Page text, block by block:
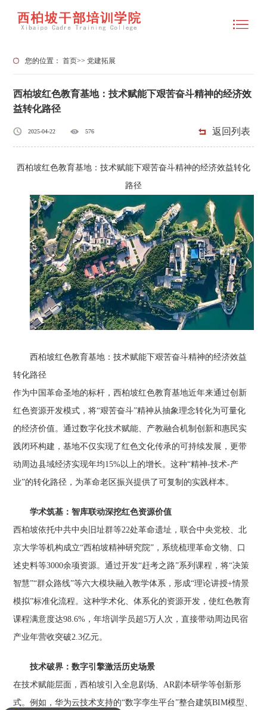
您的位置：首页>> 党建拓展
西柏坡红色教育基地：技术赋能下艰苦奋斗精神的经济效
益转化路径
2025-04-22 576 返回列表
西柏坡红色教育基地：技术赋能下艰苦奋斗精神的经济效益转化
路径
西柏坡红色教育基地：技术赋能下艰苦奋斗精神的经济效益
转化路径
作为中国革命圣地的标杆，西柏坡红色教育基地近年来通过创新
红色资源开发模式，将“艰苦奋斗”精神从抽象理念转化为可量化
的经济价值。通过数字化技术赋能、产教融合机制创新和惠民实
践闭环构建，基地不仅实现了红色文化传承的可持续发展，更带
动周边县域经济实现年均15%以上的增长。这种“精神-技术-产
业”的转化路径，为革命老区振兴提供了可复制的实践样本。
学术筑基：智库联动深挖红色资源价值
西柏坡依托中共中央旧址群等22处革命遗址，联合中央党校、北
京大学等机构成立“西柏坡精神研究院”，系统梳理革命文物、口
述史料等3000余项资源。通过开发“赶考之路”系列课程，将“决策
智慧”“群众路线”等六大模块融入教学体系，形成“理论讲授+情景
模拟”标准化流程。这种学术化、体系化的资源开发，使红色教育
课程满意度达98.6%，年培训学员超5万人次，直接带动周边民宿
产业年营收突破2.3亿元。
技术破界：数字引擎激活历史场景
在技术赋能层面，西柏坡引入全息剧场、AR剧本研学等创新形
式。例如，华为云技术支持的“数字孪生平台”整合建筑BIM模型、